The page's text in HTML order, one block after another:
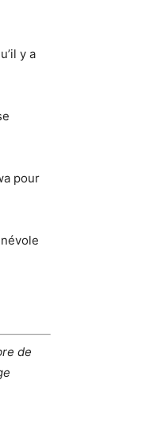
y a
pour
de